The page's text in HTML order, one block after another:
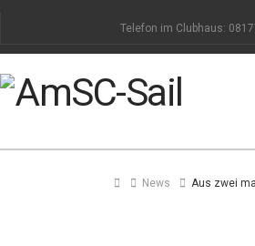
Telefon im Clubhaus:
HomeNews Aus zwei